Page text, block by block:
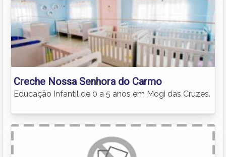
Creche Nossa Senhora do Carmo
Educação Infantil de 0 a 5 anos em Mogi das Cruzes.